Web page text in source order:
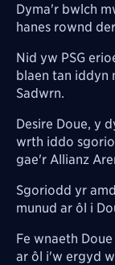
Dyma'r bwlch
hanes rownd
Nid yw PSG
blaen tan iddyn
Sadwrn.
Desire Doue, y
wrth iddo
gae'r Allianz
Sgoriodd yr
munud ar ôl i
Fe wnaeth
ar ôl i'w ergyd